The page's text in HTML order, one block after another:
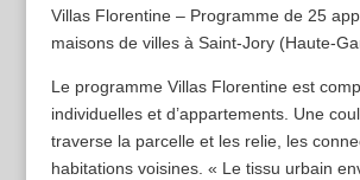
Villas Florentine – Programme de 25
maisons de villes à Saint-Jory (Haute-
Le programme Villas Florentine est
individuelles et d’appartements. Une
traverse la parcelle et les relie, les
habitations voisines. « Le tissu urbain